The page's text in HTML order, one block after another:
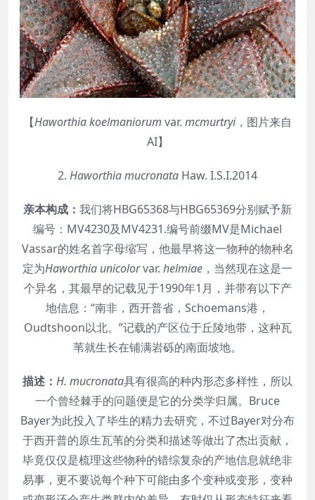
【Haworthiakoelmaniorum var. mcmurtryi， 图片来自
AI】
2. Haworthiamucronata Haw. I.S.I.2014
亲本构成： 我们将HBG65368与HBG65369分别赋予新
编号：MV4230及MV4231.编号前缀MV是Michael
Vassar的姓名首字母缩写，他最早将这一物种的物种名
定为Haworthia unicolorvar. helmiae ，当然现在这是一
个异名，其最早的记载见于1990年1月，并带有以下产
地信息：“南非，西开普省，Schoemans港，
Oudtshoon以北。”记载的产区位于丘陵地带，这种瓦
苇就生长在铺满岩砾的南面坡地。
描述： H. mucronata具有很高的种内形态多样性，所以
一个曾经棘手的问题便是它的分类学归属。Bruce
Bayer为此投入了毕生的精力去研究，不过Bayer对分布
于西开普的原生瓦苇的分类和描述等做出了杰出贡献，
毕竟仅仅是梳理这些物种的错综复杂的产地信息就绝非
易事，更不要说每个种下可能由多个变种或变形，变种